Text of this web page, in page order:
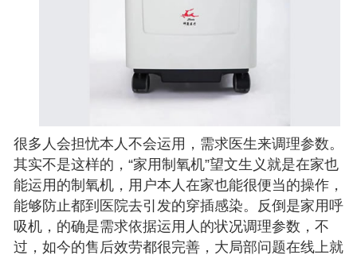
很多人会担忧本人不会运用，需求医生来调理参数。
其实不是这样的，“家用制氧机”望文生义就是在家也
能运用的制氧机，用户本人在家也能很便当的操作，
能够防止都到医院去引发的穿插感染。反倒是家用呼
吸机，的确是需求依据运用人的状况调理参数，不
过，如今的售后效劳都很完善，大局部问题在线上就